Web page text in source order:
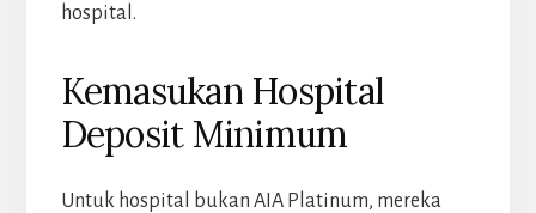
hospital.
Kemasukan Hospital
Deposit Minimum
Untuk hospital bukan AIA Platinum, mereka